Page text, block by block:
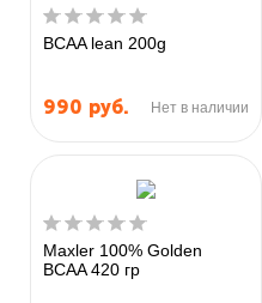
BCAA lean 200g
990 руб. Нет в наличии
Maxler 100% Golden
BCAA 420 гр